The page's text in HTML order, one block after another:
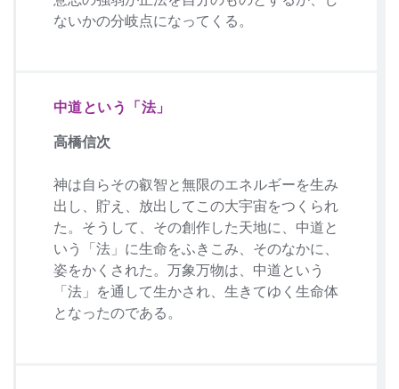
ないかの分岐点になってくる。
中道という「法」
高橋信次
神は自らその叡智と無限のエネルギーを生み
出し、貯え、放出してこの大宇宙をつくられ
た。そうして、その創作した天地に、中道と
いう「法」に生命をふきこみ、そのなかに、
姿をかくされた。万象万物は、中道という
「法」を通して生かされ、生きてゆく生命体
となったのである。